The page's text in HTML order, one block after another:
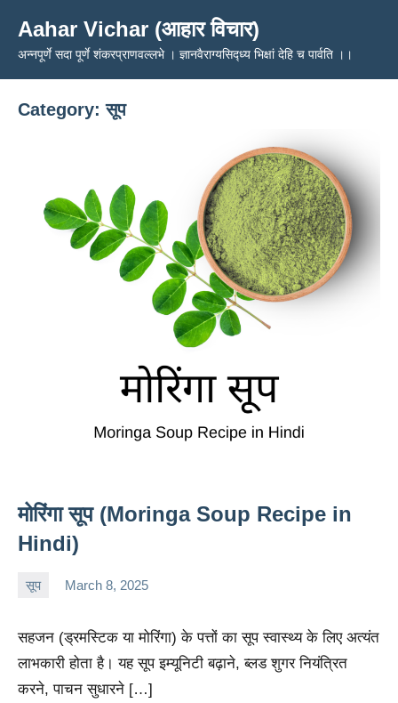
content
Aahar Vichar (आहार विचार)
अन्नपूर्णे सदा पूर्णे शंकरप्राणवल्लभे । ज्ञानवैराग्यसिद्ध्य भिक्षां देहि च पार्वति ।।
Category:सूप
मोरिंगा सूप (Moringa Soup Recipe in
Hindi)
सूप March 8, 2025
charu
No
सहजन (ड्रमस्टिक या मोरिंगा) के पत्तों का सूप स्वास्थ्य के लिए अत्यंत
लाभकारी होता है। यह सूप इम्यूनिटी बढ़ाने, ब्लड शुगर नियंत्रित
करने, पाचन सुधारने […]